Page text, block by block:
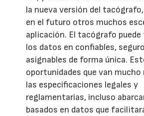
la nueva versión del
en el futuro otros muchos
aplicación. El tacógrafo
los datos en confiables,
asignables de forma única.
oportunidades que van mucho
las especificaciones legales y
reglamentarias, incluso
basados en datos que